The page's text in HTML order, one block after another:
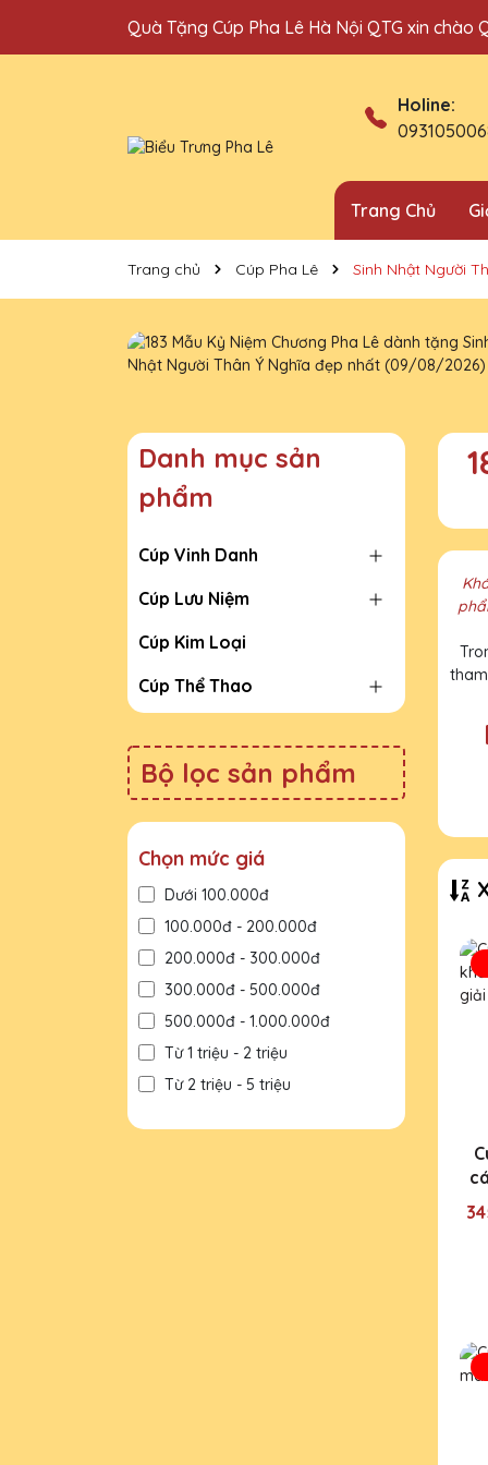
Quà Tặng Cúp Pha Lê Hà Nội QTG xin chào
Holine:
Trang Chủ
Trang chủ Cúp Pha Lê Sinh Nhật Người
Danh mục sản
phẩm
Cúp Vinh Danh
Cúp Lưu Niệm
Cúp Kim Loại
Cúp Thể Thao
Bộ lọc sản phẩm
Chọn mức giá
Dưới 100.000đ
100.000đ - 200.000đ
200.000đ - 300.000đ
300.000đ - 500.000đ
500.000đ - 1.000.000đ
Từ 1 triệu - 2 triệu
Từ 2 triệu - 5 triệu